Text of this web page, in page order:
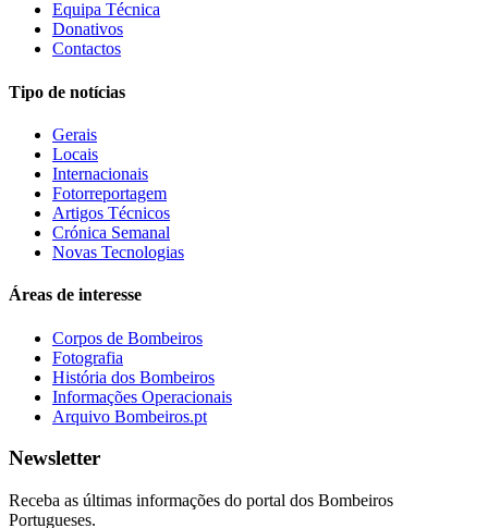
Equipa Técnica
Donativos
Contactos
Tipo de notícias
Gerais
Locais
Internacionais
Fotorreportagem
Artigos Técnicos
Crónica Semanal
Novas Tecnologias
Áreas de interesse
Corpos de Bombeiros
Fotografia
História dos Bombeiros
Informações Operacionais
Arquivo Bombeiros.pt
Newsletter
Receba as últimas informações do portal dos Bombeiros
Portugueses.